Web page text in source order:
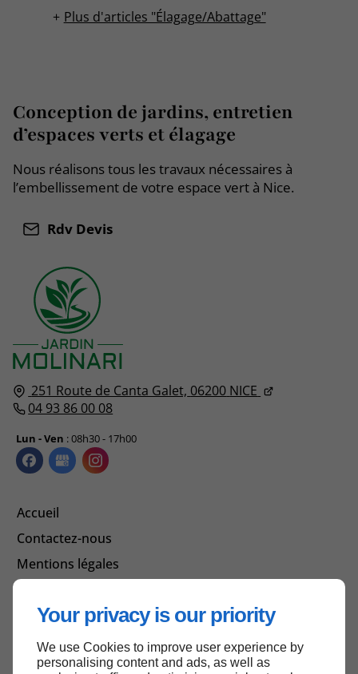
Your privacy is our priority
We use Cookies to improve user experience by
personalising content and ads, as well as
Plus d'articles "Élagage/Abattage"
251 Route de Canta Galet, 06200 NICE
04 93 86 00 08
Lun - Ven : 08h30 - 17h00
Accueil
Contactez-nous
Mentions légales
Conception de jardins, entretien
d’espaces verts et élagage
Nous réalisons tous les travaux nécessaires à
l’embellissement de votre espace vert à Nice.
Rdv Devis
Haut de page